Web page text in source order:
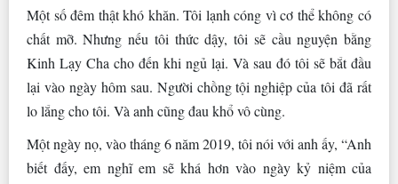
Một số đêm thật khó khăn. Tôi lạnh cóng vì cơ thể không có
chất mỡ. Nhưng nếu tôi thức dậy, tôi sẽ cầu nguyện bằng
Kinh Lạy Cha cho đến khi ngủ lại. Và sau đó tôi sẽ bắt đầu
lại vào ngày hôm sau. Người chồng tội nghiệp của tôi đã rất
lo lắng cho tôi. Và anh cũng đau khổ vô cùng.
Một ngày nọ, vào tháng 6 năm 2019, tôi nói với anh ấy, “Anh
biết đấy, em nghĩ em sẽ khá hơn vào ngày kỷ niệm của